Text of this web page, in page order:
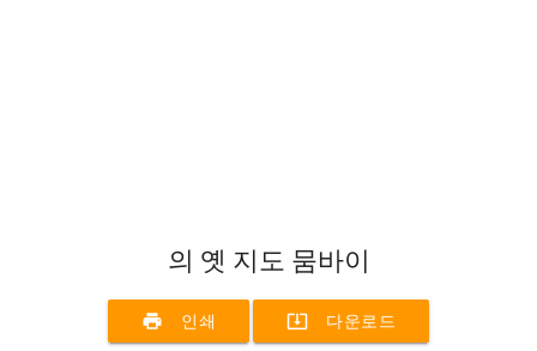
의 옛 지도 뭄바이
print 인쇄 system_update_alt 다운로드